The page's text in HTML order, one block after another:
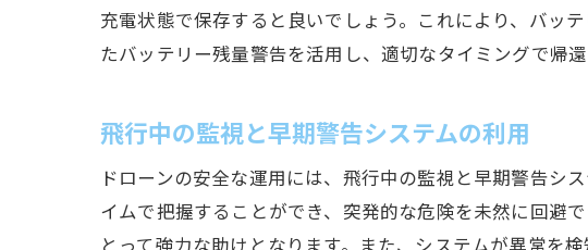
追跡
長距
ドローン
初心
風向
充電状態で保存すると良いでしょう。これにより、バッ
たバッテリー残量警告を活用し、適切なタイミングで帰
飛行中の監視と早期警告システムの利用
ドローンの安全な運用には、飛行中の監視と早期警告シ
イムで把握することができ、突発的な危険を未然に回避
とって強力な助けとなります。また、システムが異常を